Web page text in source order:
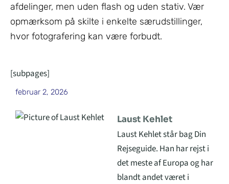
afdelinger, men uden flash og uden stativ. Vær
opmærksom på skilte i enkelte særudstillinger,
hvor fotografering kan være forbudt.
[subpages]
februar 2, 2026
Laust Kehlet
Laust Kehlet står bag Din
Rejseguide. Han har rejst i
det meste af Europa og har
blandt andet været i